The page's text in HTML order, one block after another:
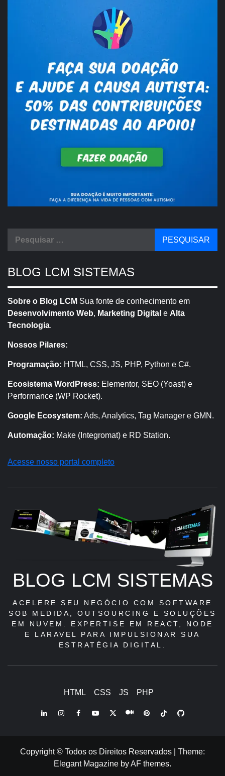
BLOG LCM SISTEMAS
Sobre o Blog LCM Sua fonte de conhecimento em
Desenvolvimento Web, Marketing Digital e Alta
Tecnologia.
Nossos Pilares:
Programação: HTML, CSS, JS, PHP, Python e C#.
Ecosistema WordPress: Elementor, SEO (Yoast) e
Performance (WP Rocket).
Google Ecosystem: Ads, Analytics, Tag Manager e GMN.
Automação: Make (Integromat) e RD Station.
Acesse nosso portal completo
BLOG LCM SISTEMAS
ACELERE SEU NEGÓCIO COM SOFTWARE
SOB MEDIDA, OUTSOURCING E SOLUÇÕES
EM NUVEM. EXPERTISE EM REACT, NODE
E LARAVEL PARA IMPULSIONAR SUA
ESTRATÉGIA DIGITAL.
HTML CSS JS PHP
LinkedInInstagramFacebookYoutube
X PinterestTiktokGithub
Copyright © Todos os Direitos Reservados
Theme:
Elegant Magazine byAF themes.